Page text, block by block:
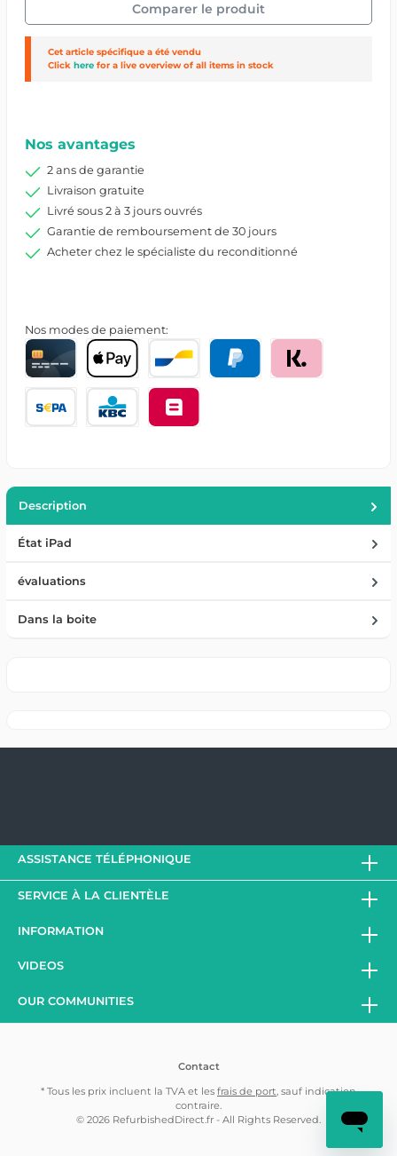
Comparer le produit
Cet article spécifique a été vendu
Clickhere for a live overview of all items in stock
Nos avantages
2 ans de garantie
Livraison gratuite
Livré sous 2 à 3 jours ouvrés
Garantie de remboursement de 30 jours
Acheter chez le spécialiste du reconditionné
Nos modes de paiement:
Description
État iPad
évaluations
Dans la boite
ASSISTANCE TÉLÉPHONIQUE
SERVICE À LA CLIENTÈLE
INFORMATION
VIDEOS
OUR COMMUNITIES
Contact
* Tous les prix incluent la TVA et les frais de port, sauf indication
contraire.
© 2026 RefurbishedDirect.fr - All Rights Reserved.